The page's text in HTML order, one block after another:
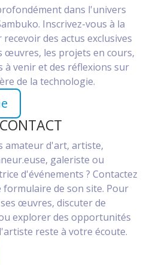
dans l'univers
Inscrivez-vous à la
des actus exclusives
œuvres, les projets en cours,
à venir et des réflexions sur
de la technologie.
CONTACT
amateur d'art, artiste,
galeriste ou
d'événements ? Contactez
formulaire de son site. Pour
œuvres, discuter de
explorer des opportunités
reste à votre écoute.